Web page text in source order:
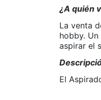
¿A quién
La venta
hobby.
aspirar el
El